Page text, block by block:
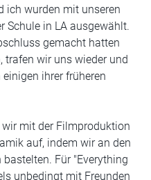
ich wurden mit unseren
Schule in LA ausgewählt.
gemacht hatten
trafen wir uns wieder und
ihrer früheren
mit der Filmproduktion
auf, indem wir an den
Für "Everything
unbedingt mit Freunden